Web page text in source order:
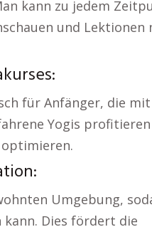
kann zu jedem
und Lektionen
für Anfänger, die mit
Yogis profitieren
Umgebung,
Dies fördert die